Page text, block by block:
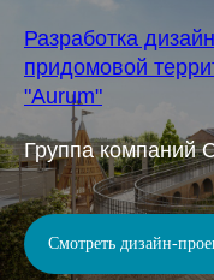
Разработка
придомовой
"Aurum"
Группа
Смотреть дизайн-